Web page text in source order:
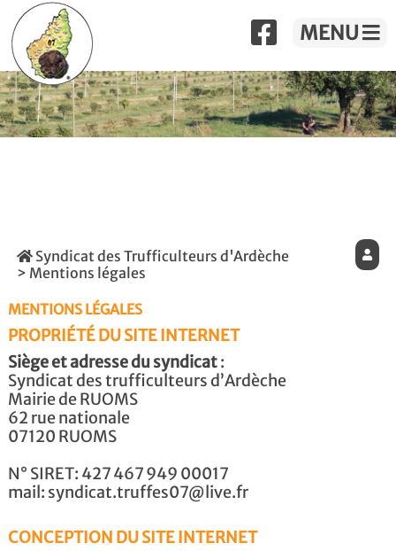
MENU
Syndicat des Trufficulteurs d'Ardèche
> Mentions légales
MENTIONS LÉGALES
PROPRIÉTÉ DU SITE INTERNET
Siège et adresse du syndicat:
Syndicat des trufficulteurs d’Ardèche
Mairie de RUOMS
62 rue nationale
07120 RUOMS
N° SIRET: 427 467 949 00017
mail: syndicat.truffes07@live.fr
CONCEPTION DU SITE INTERNET